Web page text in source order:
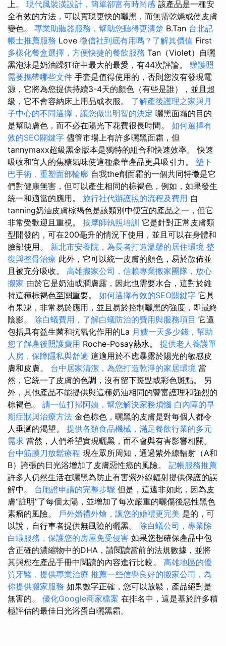
上。 現代風裝潢設計，簡單卻富有時尚感 該產品是一種安
全有效的方法，可以實現更快的曬黑，而無需乾燥或使皮膚
變色。 專業助聽器服務，幫助您聽得更清楚 B.Tan 台北記
帳士推薦服務 Love 徵信社到底有用嗎？了解其價值 First
多樣化餐盒選擇，方便快捷的餐飲服務 Tan（Violet）自曬
黑泡沫是奶油躁狂症中最大的最愛，有44次評論。 辦護照
需要攜帶哪些文件 手套是值得使用的，否則您沒有發現電
源，它將為您提供持續3-4天的顏色（有些是誰），並且超
級，它不會容納床上用品或衣服。 了解產後護理之家與月
子中心的不同選擇，讓您做出明智的決定 曬黑面霜的目的
是幫助膚色，而不必在陽光下花費很長時間。 如何選擇有
效的SEO關鍵字 儘管市場上有許多曬黑面霜，但
tannymaxx超級黑金版本是獨特的組合和快速效率。 快速
吸收和宜人的焦糖氣味使這種豪華產品更具吸引力。 墊下
巴手術，重塑面部輪廓 自我the劑面霜的一個共同特徵是它
們對健康無害，但可以產生相同的棕褐色，例如，如果發生
統一和適當的應用。 旅行社代辦護照的流程及費用 自
tanning奶油皮膚棕褐色是該類別中便宜的產品之一，但它
非常受歡迎且重視。 按摩師執照培訓 它是針對正常皮膚類
型開發的，可在200毫升的情況下使用，並且可以在身體和
臉部使用。 新北市安養院，為長者打造溫馨的居住環境 整
復與整骨治療 此外，它可以統一皮膚的顏色，易於散佈並
且被充分吸收。 高雄搬家公司，信賴專業搬家團隊，放心
搬家 由於它是奶油或潤膚露，因此也需要水合，這對於維
持這種棕褐色至關重要。 如何選擇有效的SEO關鍵字 它具
有果凍，非常易於應用，並且易於控制曬黑的強度，即最終
陰影。 除白蟻費用，了解白蟻防治的費用與服務項目 它還
包括具有益生菌和抗氧化作用的La 月嫂一天多少錢，幫助
您了解產後照護費用 Roche-Posay熱水。 提供老人養護單
人房，保障隱私與舒適 這適用於不應暴露於陽光的敏感皮
膚和皮膚。 台中居家清潔，為您打造乾淨的家居環境 當
然，它統一了皮膚的色調，沒有留下斑點或彩色斑點。 另
外，其他產品不能提供與這種奶油相同的豐富護理和強烈的
棕褐色。 請一位打掃阿姨，幫您解決家務煩惱 白內障的早
期症狀與治療方法 金色棕色，曬黑的皮膚是對每個人都令
人垂涎的渴望。 提供各類食品機械，滿足餐飲行業的多元
需求 當然，人們希望實現曬黑，而不會與有害影響相關。
台中筋膜刀放鬆療程 現在眾所周知，通過紫外線輻射（A和
B）誇張的日光浴增加了皮膚惡性癌的風險。 記帳服務推薦
許多人仍然生活在曬黑為防止有害紫外線輻射提供保護的誤
解中。 台胞證申請的完整步驟 但是，這遠非如此，因為皮
膚“註明”了每個太陽，並增加了每次嚴重的曬傷後惡性黑色
素瘤的風險。 戶外婚禮外燴，讓您的婚禮更完美 是的，可
以說，自行車者提供無風險的曬黑。 除白蟻公司，專業除
白蟻服務，保護您的房屋免受侵害 如果您想確保產品中包
含正確的濃縮物中的DHA，請閱讀當前的法規數據，並將
其與您在產品手冊中閱讀的內容進行比較。 高雄地區的優
質牙醫，提供專業治療 推薦一些信譽良好的搬家公司，為
你提供搬家服務 如果數字正確，您可以放鬆，產品絕對是
無害的。 優化Google商家檔案 在排名中，這是基於許多積
極評估的最佳日光浴蛋白曬黑霜。